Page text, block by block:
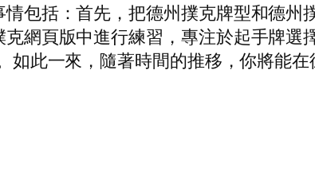
包括：首先，把德州撲克牌型和德州
網頁版中進行練習，專注於起手牌選
如此一來，隨著時間的推移，你將能在